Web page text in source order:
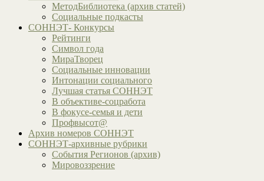
МетодБиблиотека (архив статей)
Социальные подкасты
СОННЭТ- Конкурсы
Рейтинги
Символ года
МираТворец
Социальные инновации
Интонации социального
Лучшая статья СОННЭТ
В объективе-соцработа
В фокусе-семья и дети
Профвысот@
Архив номеров СОННЭТ
СОННЭТ-архивные рубрики
События Регионов (архив)
Мировоззрение